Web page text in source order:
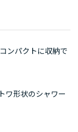
ンパクトに収納で
ワ形状のシャワー